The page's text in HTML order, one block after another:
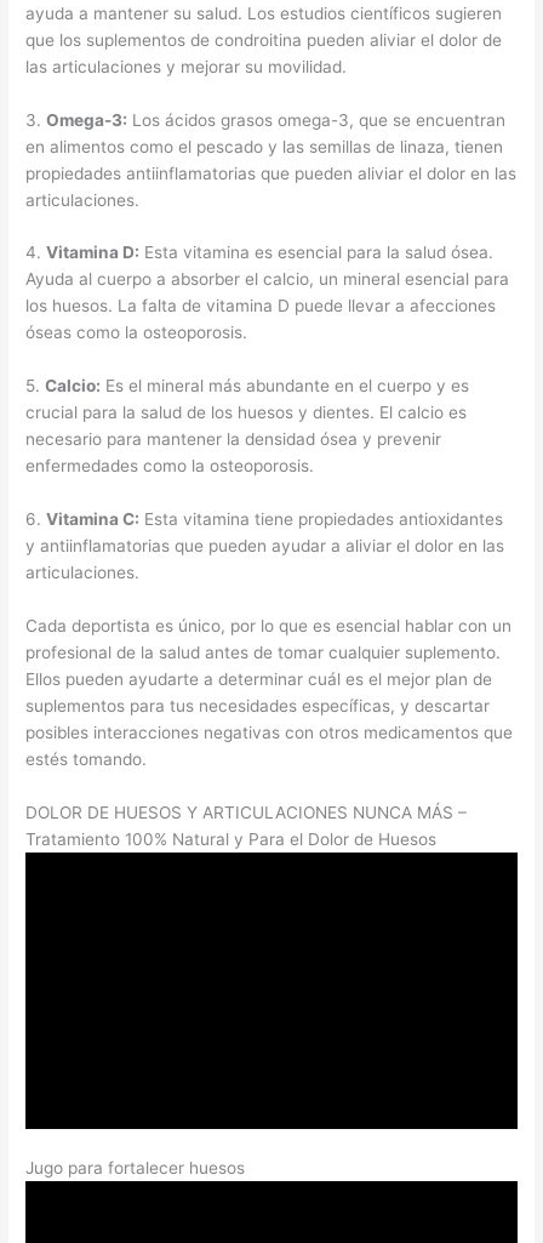
ayuda a mantener su salud. Los estudios científicos sugieren
que los suplementos de condroitina pueden aliviar el dolor de
las articulaciones y mejorar su movilidad.
3.Omega-3: Los ácidos grasos omega-3, que se encuentran
en alimentos como el pescado y las semillas de linaza, tienen
propiedades antiinflamatorias que pueden aliviar el dolor en las
articulaciones.
4.Vitamina D: Esta vitamina es esencial para la salud ósea.
Ayuda al cuerpo a absorber el calcio, un mineral esencial para
los huesos. La falta de vitamina D puede llevar a afecciones
óseas como la osteoporosis.
5.Calcio: Es el mineral más abundante en el cuerpo y es
crucial para la salud de los huesos y dientes. El calcio es
necesario para mantener la densidad ósea y prevenir
enfermedades como la osteoporosis.
6.Vitamina C: Esta vitamina tiene propiedades antioxidantes
y antiinflamatorias que pueden ayudar a aliviar el dolor en las
articulaciones.
Cada deportista es único, por lo que es esencial hablar con un
profesional de la salud antes de tomar cualquier suplemento.
Ellos pueden ayudarte a determinar cuál es el mejor plan de
suplementos para tus necesidades específicas, y descartar
posibles interacciones negativas con otros medicamentos que
estés tomando.
DOLOR DE HUESOS Y ARTICULACIONES NUNCA MÁS –
Tratamiento 100% Natural y Para el Dolor de Huesos
Jugo para fortalecer huesos